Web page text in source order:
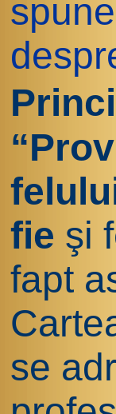
fie şi
fapt
se